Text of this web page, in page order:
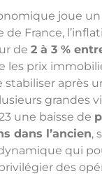
joue un
de France,
de 2 à 3 %
les prix
stabiliser après
grandes
une baisse de
dans l’ancien,
qui
des